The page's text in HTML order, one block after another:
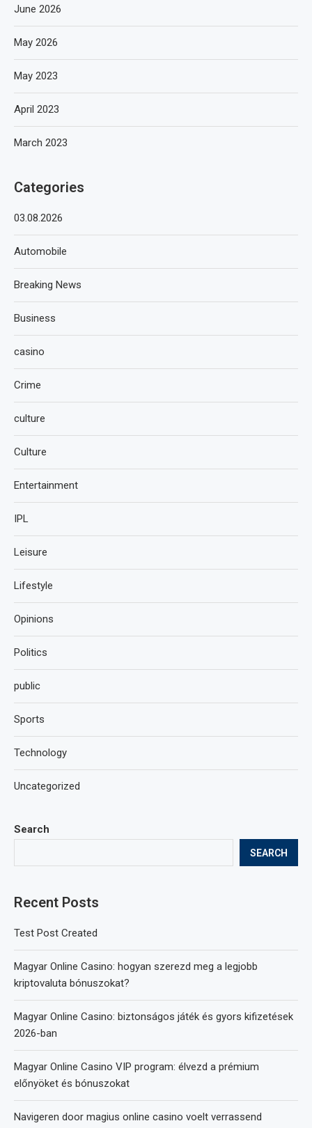
Search
SEARCH
Recent Posts
Test Post Created
Magyar Online Casino: hogyan szerezd meg a legjobb
kriptovaluta bónuszokat?
Magyar Online Casino: biztonságos játék és gyors kifizetések
2026-ban
Magyar Online Casino VIP program: élvezd a prémium
előnyöket és bónuszokat
Navigeren door magius online casino voelt verrassend
June 2026
May 2026
May 2023
April 2023
March 2023
Categories
03.08.2026
Automobile
Breaking News
Business
casino
Crime
culture
Culture
Entertainment
IPL
Leisure
Lifestyle
Opinions
Politics
public
Sports
Technology
Uncategorized